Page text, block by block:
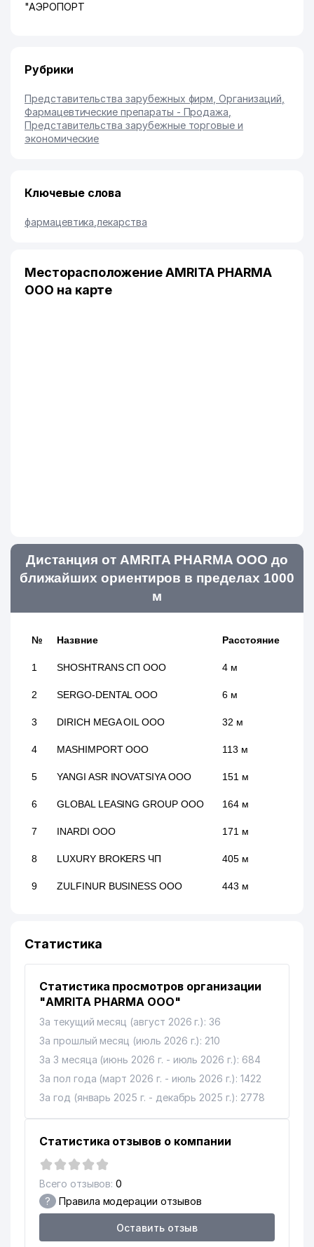
"АЭРОПОРТ
Рубрики
Представительства зарубежных фирм, Организаций
Фармацевтические препараты - Продажа
Представительства зарубежные торговые и
экономические
Ключевые слова
фармацевтика лекарства
Месторасположение AMRITA PHARMA
ООО на карте
Дистанция от AMRITA PHARMA ООО до
ближайших ориентиров в пределах 1000
м
№ Назвние Расстояние
1 SHOSHTRANS СП ООО 4 м
2 SERGO-DENTAL ООО 6 м
3 DIRICH MEGA OIL ООО 32 м
4 MASHIMPORT ООО 113 м
5 YANGI ASR INOVATSIYA ООО 151 м
6 GLOBAL LEASING GROUP ООО 164 м
7 INARDI ООО 171 м
8 LUXURY BROKERS ЧП 405 м
9 ZULFINUR BUSINESS ООО 443 м
Статистика
Статистика просмотров организации
"AMRITA PHARMA ООО"
За текущий месяц (август 2026 г.): 36
За прошлый месяц (июль 2026 г.): 210
За 3 месяца (июнь 2026 г. - июль 2026 г.): 684
За пол года (март 2026 г. - июль 2026 г.): 1422
За год (январь 2025 г. - декабрь 2025 г.): 2778
Статистика отзывов о компании
Всего отзывов: 0
? Правила модерации отзывов
Оставить отзыв